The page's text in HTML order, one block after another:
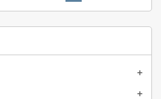
add
add